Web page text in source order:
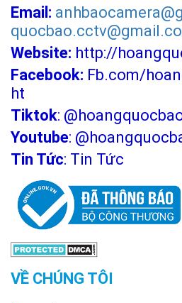
Email:
Website: http://
Facebook: Fb.com/
ht
Tiktok:
Youtube:
Tin Tức: Tin Tức
VỀ CHÚNG TÔI